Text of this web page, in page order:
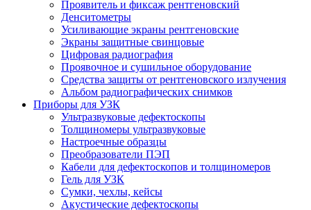
Проявитель и фиксаж рентгеновский
Денситометры
Усиливающие экраны рентгеновские
Экраны защитные свинцовые
Цифровая радиография
Проявочное и сушильное оборудование
Средства защиты от рентгеновского излучения
Альбом радиографических снимков
Приборы для УЗК
Ультразвуковые дефектоскопы
Толщиномеры ультразвуковые
Настроечные образцы
Преобразователи ПЭП
Кабели для дефектоскопов и толщиномеров
Гель для УЗК
Сумки, чехлы, кейсы
Акустические дефектоскопы